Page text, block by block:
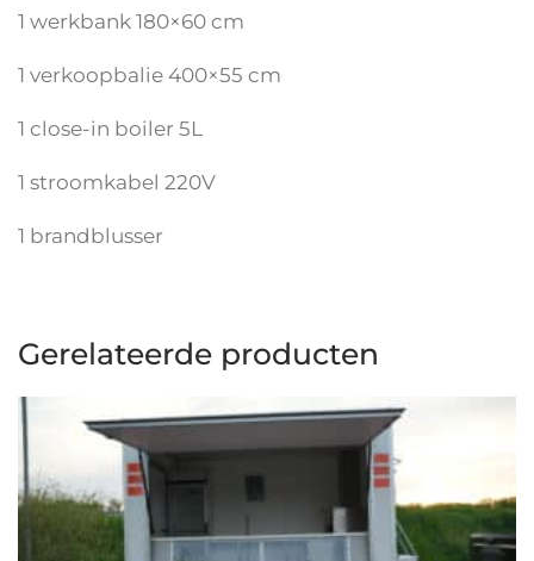
1 werkbank 180×60 cm
1 verkoopbalie 400×55 cm
1 close-in boiler 5L
1 stroomkabel 220V
1 brandblusser
Gerelateerde producten